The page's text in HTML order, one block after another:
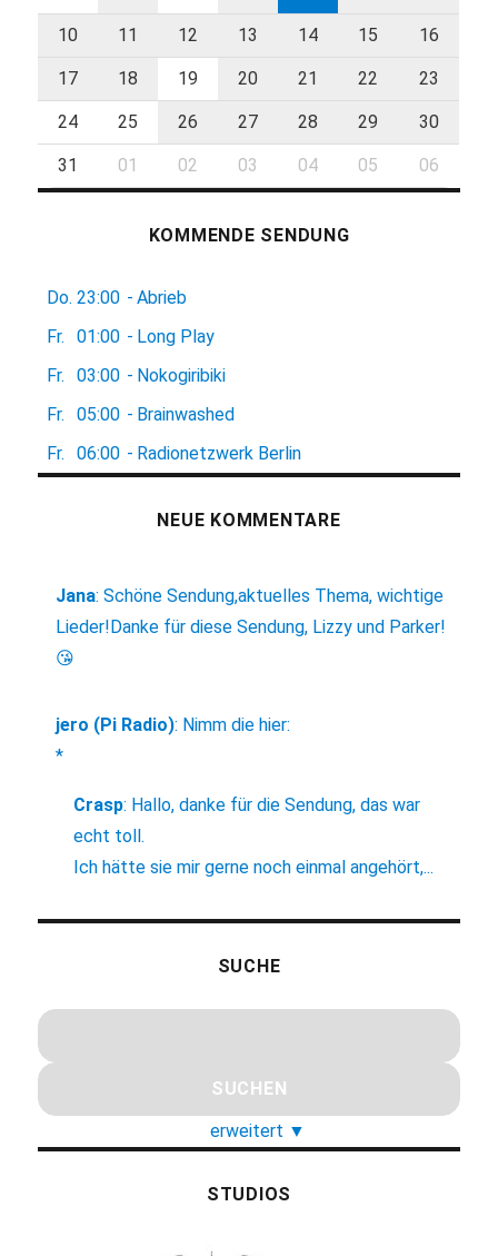
10 11 12 13 14 15 16
17 18 19 20 21 22 23
24 25 26 27 28 29 30
31 01 02 03 04 05 06
KOMMENDE SENDUNG
Do. 23:00 - Abrieb
Fr.
01:00 - Long Play
Fr.
03:00 - Nokogiribiki
Fr.
05:00 - Brainwashed
Fr.
06:00 - Radionetzwerk Berlin
NEUE KOMMENTARE
Jana:Schöne Sendung,aktuelles Thema, wichtige
Lieder!Danke für diese Sendung, Lizzy und Parker!
😘
jero (Pi Radio): Nimm die hier:
*
Crasp: Hallo, danke für die Sendung, das war
echt toll.
Ich hätte sie mir gerne noch einmal angehört,...
SUCHE
erweitert ▼
STUDIOS